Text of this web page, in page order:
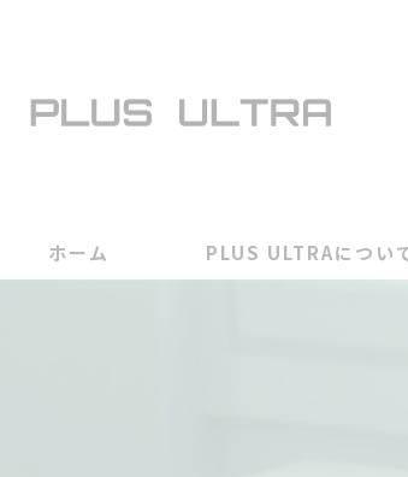
ホーム PLUS ULTRAについ